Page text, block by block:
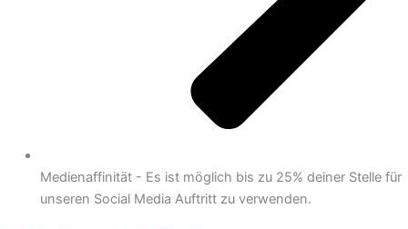
Medienaffinität - Es ist möglich bis zu 25% deiner Stelle für
unseren Social Media Auftritt zu verwenden.